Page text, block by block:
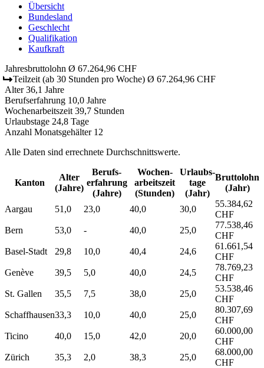
Übersicht
Bundesland
Geschlecht
Qualifikation
Kaufkraft
Jahresbruttolohn Ø 67.264,96 CHF
Teilzeit (ab 30 Stunden pro Woche) Ø 67.264,96 CHF
Alter 36,1 Jahre
Berufserfahrung 10,0 Jahre
Wochenarbeitszeit 39,7 Stunden
Urlaubstage 24,8 Tage
Anzahl Monatsgehälter 12
Alle Daten sind errechnete Durchschnittswerte.
Kanton
Alter
(Jahre)
Berufs­
erfahrung
(Jahre)
Wochen­
arbeitszeit
(Stunden)
Urlaubs­
tage
(Jahr)
Bruttolohn
(Jahr)
Aargau 51,0 23,0 40,0 30,0
55.384,62
CHF
Bern
53,0 - 40,0 25,0
77.538,46
CHF
Basel-Stadt
29,8 10,0 40,4 24,6
61.661,54
CHF
Genève
39,5 5,0 40,0 24,5
78.769,23
CHF
St. Gallen
35,5 7,5 38,0 25,0
53.538,46
CHF
Schaffhausen33,3 10,0 40,0 25,0
80.307,69
CHF
Ticino
40,0 15,0 42,0 20,0
60.000,00
CHF
Zürich
35,3 2,0 38,3 25,0
68.000,00
CHF